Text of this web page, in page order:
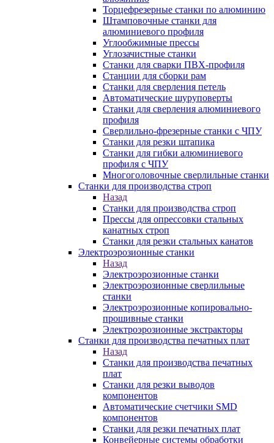
Торцефрезерные станки по алюминию
Штамповочные станки для
алюминиевого профиля
Углообжимные прессы
Углозачистные станки
Станки для сварки ПВХ-профиля
Станции для сборки рам
Станки для сверления петель
Автоматические шуруповерты
Станки для сверления алюминиевого
профиля
Сверлильно-фрезерные станки с ЧПУ
Станки для резки штапика
Станки для гибки алюминиевого
профиля с ЧПУ
Многоголовочные сверлильные станки
Станки для производства строп
Назад
Станки для производства строп
Прессы для опрессовки стальных
канатных строп
Станки для резки стальных канатов
Электроэрозионные станки
Назад
Электроэрозионные станки
Электроэрозионные сверлильные
станки
Электроэрозионные копировально-
прошивные станки
Электроэрозионные экстракторы
Станки для производства печатных плат
Назад
Станки для производства печатных
плат
Станки для резки выводов
компонентов
Автоматические счетчики SMD
компонентов
Станки для резки печатных плат
Конвейерные системы обработки